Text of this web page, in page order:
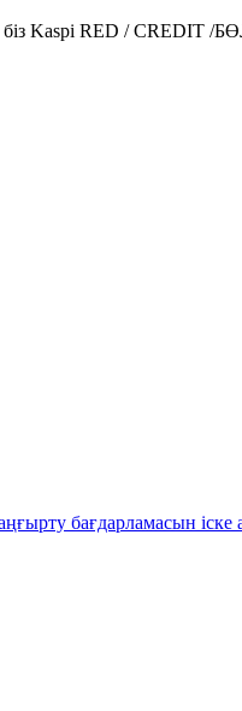
Kaspi RED / CREDIT /
бағдарламасын іске